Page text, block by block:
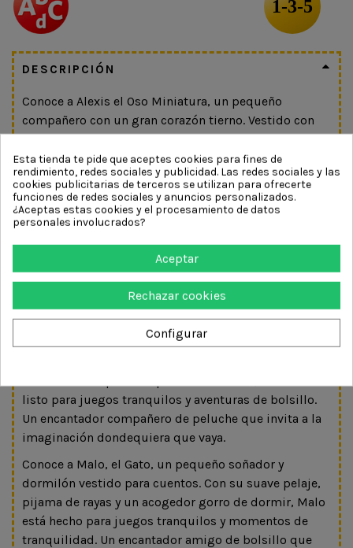
1-3-5
DESCRIPCIÓN
Conoce a Alexis el Oso Miniatura, un pequeño
compañero con un gran corazón tierno. Vestido con
un suave jersey de punto, tiene el tamaño perfecto
para las manitas y las aventuras de bolsillo. Un dulce
amigo de peluche para juegos tranquilos, momentos
acogedores e historias para llevar.
Conoce a Agathe, la Ratoncita, una pequeña amiga
llena de encanto. Vestida con un suave vestidito y con
el tamaño perfecto para sus manitas, es perfecta para
juegos tranquilos y aventuras de bolsillo. Un dulce
compañero de peluche para momentos acogedores e
historias imaginativas.
Conoce a Bart, el Cerdito, un pequeño amigo rosado
listo para juegos tranquilos y aventuras de bolsillo.
Un encantador compañero de peluche que invita a la
imaginación dondequiera que vaya.
Conoce a Malo, el Gato, un pequeño soñador y
dormilón vestido para cuentos. Con su suave pelaje,
pijama de rayas y un acogedor gorro de dormir, Malo
está hecho para juegos tranquilos y momentos de
tranquilidad. Un encantador amigo de bolsillo que
Esta tienda te pide que aceptes cookies para fines de
rendimiento, redes sociales y publicidad. Las redes sociales y las
cookies publicitarias de terceros se utilizan para ofrecerte
funciones de redes sociales y anuncios personalizados.
¿Aceptas estas cookies y el procesamiento de datos
personales involucrados?
Aceptar
Rechazar cookies
Configurar